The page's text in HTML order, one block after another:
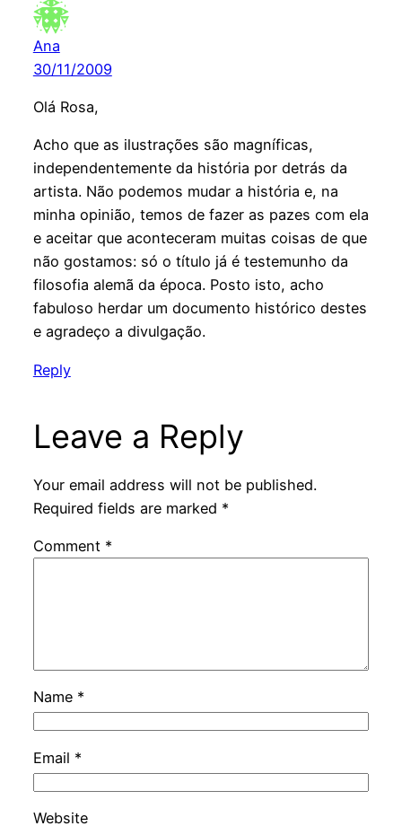
Ana
30/11/2009
Olá Rosa,
Acho que as ilustrações são magníficas,
independentemente da história por detrás da
artista. Não podemos mudar a história e, na
minha opinião, temos de fazer as pazes com ela
e aceitar que aconteceram muitas coisas de que
não gostamos: só o título já é testemunho da
filosofia alemã da época. Posto isto, acho
fabuloso herdar um documento histórico destes
e agradeço a divulgação.
Reply
Leave a Reply
Your email address will not be published.
Required fields are marked *
Comment *
Name *
Email *
Website